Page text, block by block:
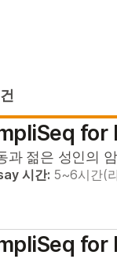
for
과 젊은 성인의
시간: 5~6시간(
for